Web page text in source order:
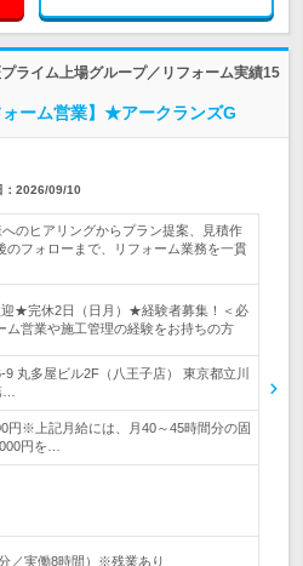
ライム上場グループ／リフォーム実績15
ーム営業】★アークランズG
2026/09/10
のヒアリングからプラン提案、見積作
のフォローまで、リフォーム業務を一貫
★完休2日（日月）★経験者募集！＜必
ム営業や施工管理の経験をお持ちの方
丸多屋ビル2F（八王子店） 東京都立川
円※上記月給には、月40～45時間分の固
円を…
／実働8時間）※残業あり